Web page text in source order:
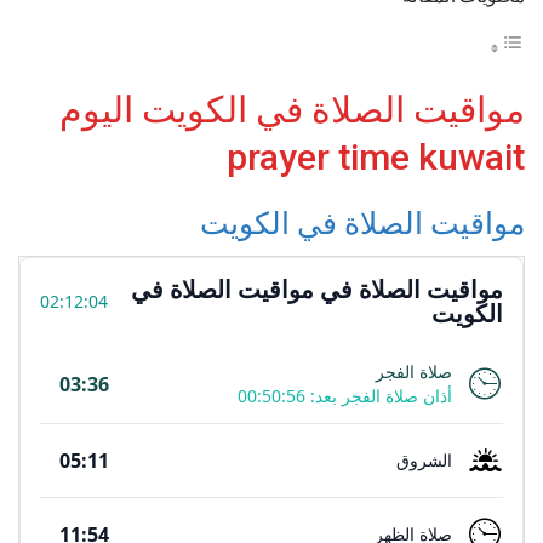
مواقيت الصلاة في الكويت اليوم
prayer time kuwait
مواقيت الصلاة في الكويت